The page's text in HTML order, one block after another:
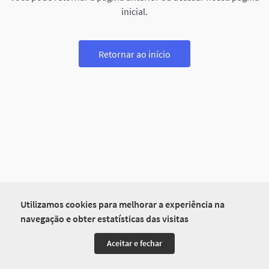
Utilizamos cookies para melhorar a experiência na
navegação e obter estatísticas das visitas
Aceitar e fechar
inicial.
Retornar ao início